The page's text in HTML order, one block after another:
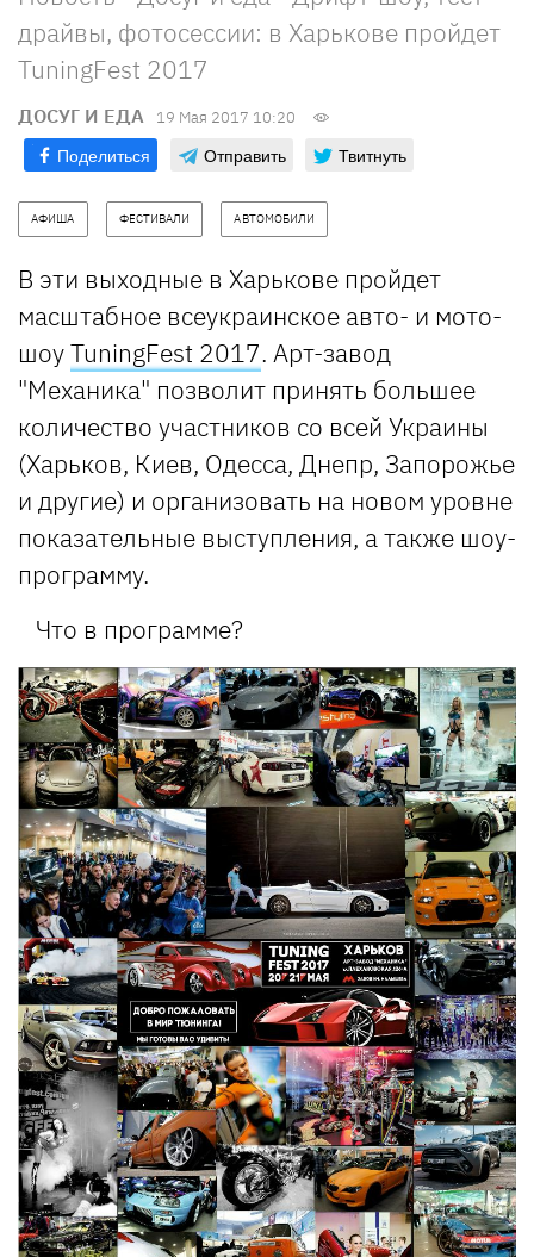
драйвы, фотосессии: в Харькове пройдет
TuningFest 2017
ДОСУГ И ЕДА 19 Мая 2017 10:20
Поделиться Отправить Твитнуть
АФИША ФЕСТИВАЛИ АВТОМОБИЛИ
В эти выходные в Харькове пройдет
масштабное всеукраинское авто- и мото-
шоуTuningFest 2017. Арт-завод
"Механика" позволит принять большее
количество участников со всей Украины
(Харьков, Киев, Одесса, Днепр, Запорожье
и другие) и организовать на новом уровне
показательные выступления, а также шоу-
программу.
Что в программе?